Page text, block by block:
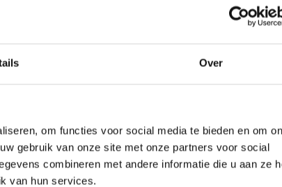
Over
om functies voor social media te bieden en om
gebruik van onze site met onze partners voor social
combineren met andere informatie die u aan ze
van hun services.
Expeditie Frisse Blik